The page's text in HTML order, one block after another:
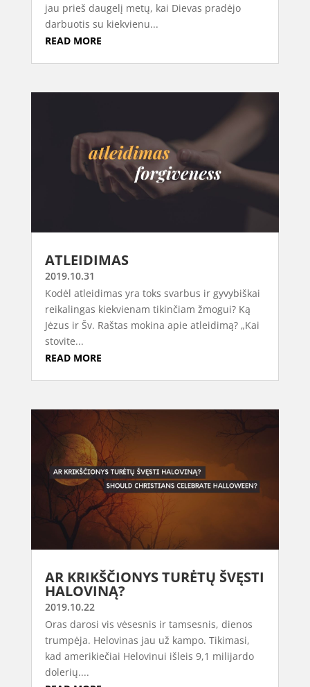
jau prieš daugelį metų, kai Dievas pradėjo
darbuotis su kiekvienu...
READ MORE
ATLEIDIMAS
2019.10.31
Kodėl atleidimas yra toks svarbus ir gyvybiškai
reikalingas kiekvienam tikinčiam žmogui? Ką
Jėzus ir Šv. Raštas mokina apie atleidimą? „Kai
stovite...
READ MORE
AR KRIKŠČIONYS TURĖTŲ ŠVĘSTI
HALOVINĄ?
2019.10.22
Oras darosi vis vėsesnis ir tamsesnis, dienos
trumpėja. Helovinas jau už kampo. Tikimasi,
kad amerikiečiai Helovinui išleis 9,1 milijardo
dolerių....